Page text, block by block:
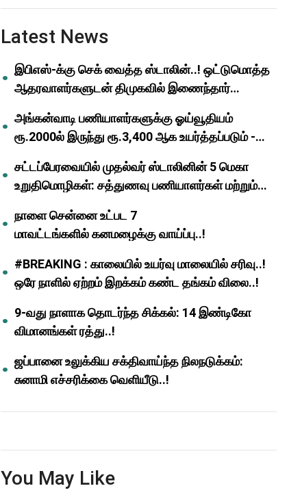
Latest News
இபிஎஸ்-க்கு செக் வைத்த ஸ்டாலின்..! ஒட்டுமொத்த
ஆதரவாளர்களுடன் திமுகவில் இணைந்தார்
அங்கன்வாடி பணியாளர்களுக்கு ஓய்வூதியம்
ரூ.2000ல் இருந்து ரூ.3,400 ஆக உயர்த்தப்படும் -
சட்டப்பேரவையில் முதல்வர் ஸ்டாலினின் 5 மெகா
உறுதிமொழிகள்: சத்துணவு பணியாளர்கள் மற்றும்
நாளை சென்னை உட்பட 7
மாவட்டங்களில் கனமழைக்கு வாய்ப்பு..!
#BREAKING : காலையில் உயர்வு மாலையில் சரிவு..!
ஒரே நாளில் ஏற்றம் இறக்கம் கண்ட தங்கம் விலை..!
9-வது நாளாக தொடர்ந்த சிக்கல்: 14 இண்டிகோ
விமானங்கள் ரத்து..!
ஜப்பானை உலுக்கிய சக்திவாய்ந்த நிலநடுக்கம்:
சுனாமி எச்சரிக்கை வெளியீடு..!
You May Like